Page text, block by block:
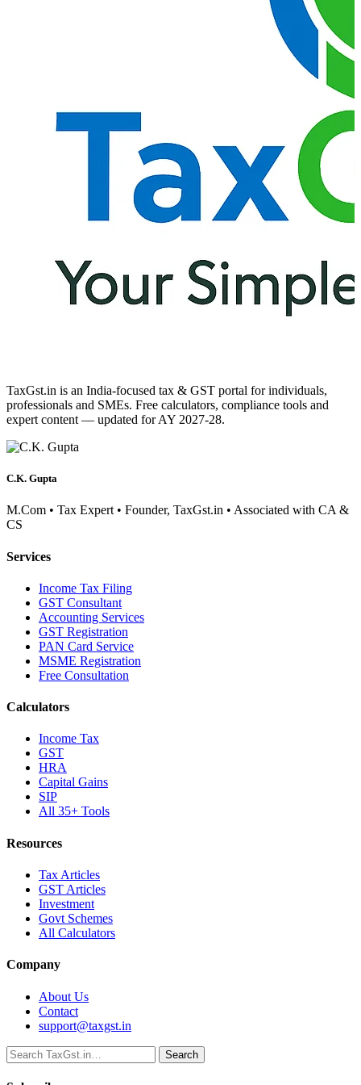
TaxGst.in is an India-focused tax & GST portal for individuals,
professionals and SMEs. Free calculators, compliance tools and
expert content — updated for AY 2027-28.
C.K. Gupta
M.Com • Tax Expert • Founder, TaxGst.in • Associated with CA &
CS
Services
Income Tax Filing
GST Consultant
Accounting Services
GST Registration
PAN Card Service
MSME Registration
Free Consultation
Calculators
Income Tax
GST
HRA
Capital Gains
SIP
All 35+ Tools
Resources
Tax Articles
GST Articles
Investment
Govt Schemes
All Calculators
Company
About Us
Contact
support@taxgst.in
Search
Search